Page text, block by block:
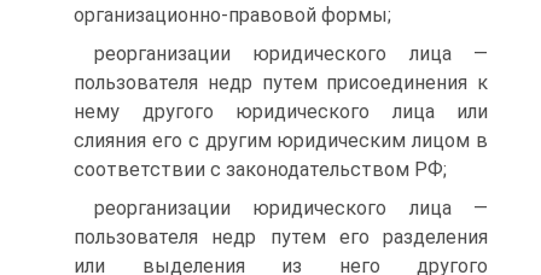
организационно-правовой формы;
реорганизации юридического лица —
пользователя недр путем присоединения к
нему другого юридического лица или
слияния его с другим юридическим лицом в
соответствии с законодательством РФ;
реорганизации юридического лица —
пользователя недр путем его разделения
или выделения из него другого